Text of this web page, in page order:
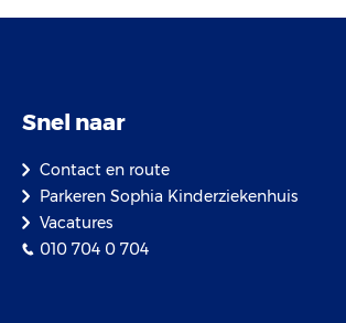
Snel naar
Contact en route
Parkeren Sophia Kinderziekenhuis
Vacatures
010 704 0 704